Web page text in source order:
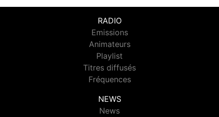
RADIO
Emissions
Animateurs
Playlist
Titres diffusés
Fréquences
NEWS
News